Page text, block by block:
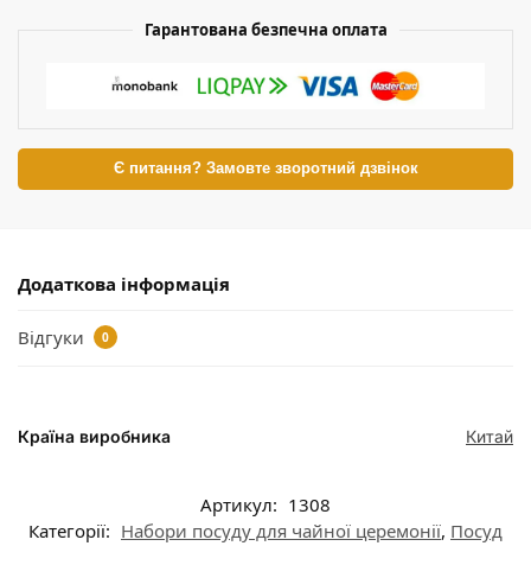
Гарантована безпечна оплата
Є питання? Замовте зворотний дзвінок
Додаткова інформація
Відгуки 0
Країна виробника Китай
Артикул: 1308
Категорії: Набори посуду для чайної церемонії, Посуд